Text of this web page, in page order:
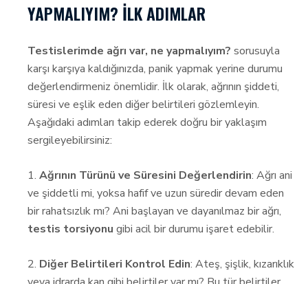
YAPMALIYIM? İLK ADIMLAR
Testislerimde ağrı var, ne yapmalıyım? sorusuyla
karşı karşıya kaldığınızda, panik yapmak yerine durumu
değerlendirmeniz önemlidir. İlk olarak, ağrının şiddeti,
süresi ve eşlik eden diğer belirtileri gözlemleyin.
Aşağıdaki adımları takip ederek doğru bir yaklaşım
sergileyebilirsiniz:
1. Ağrının Türünü ve Süresini Değerlendirin: Ağrı ani
ve şiddetli mi, yoksa hafif ve uzun süredir devam eden
bir rahatsızlık mı? Ani başlayan ve dayanılmaz bir ağrı,
testis torsiyonu gibi acil bir durumu işaret edebilir.
2. Diğer Belirtileri Kontrol Edin: Ateş, şişlik, kızarıklık